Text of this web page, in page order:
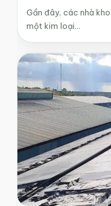
Gần đây, các nhà
một kim loại…